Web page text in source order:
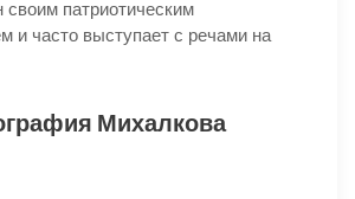
своим патриотическим
и часто выступает с речами на
Михалкова